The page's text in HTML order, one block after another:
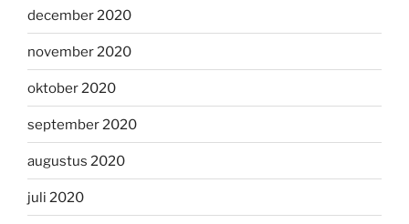
december 2020
november 2020
oktober 2020
september 2020
augustus 2020
juli 2020